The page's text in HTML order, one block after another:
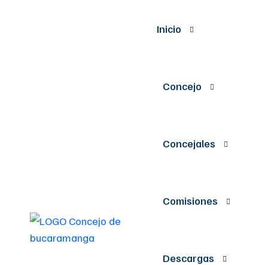
Inicio
Concejo
Concejales
Comisiones
Descargas